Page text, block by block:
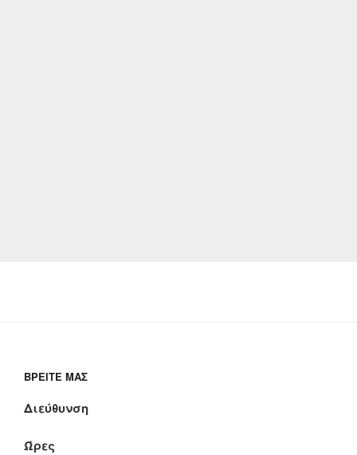
ΒΡΕΊΤΕ ΜΑΣ
Διεύθυνση
Ώρες